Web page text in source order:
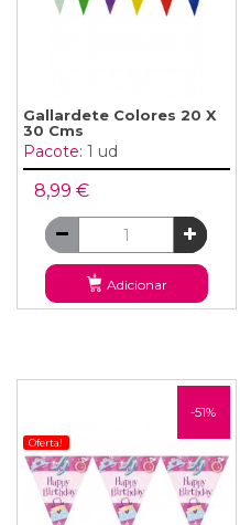
Gallardete Colores 20 X
30 Cms
Pacote: 1 ud
8,99 €
Adicionar
-51%
Oferta!